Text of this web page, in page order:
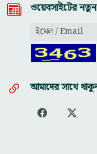
ওয়েবসাইটের নতুন
আমাদের সাথে